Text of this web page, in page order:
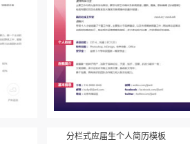
分栏式应届生个人简历模板